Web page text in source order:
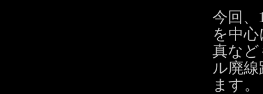
今回、
を中
真な
ル廃
ます。